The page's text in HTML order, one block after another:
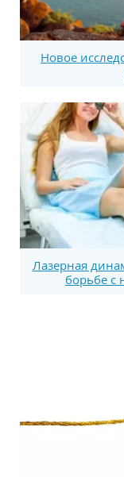
Новое
Лазерная
борьбе с